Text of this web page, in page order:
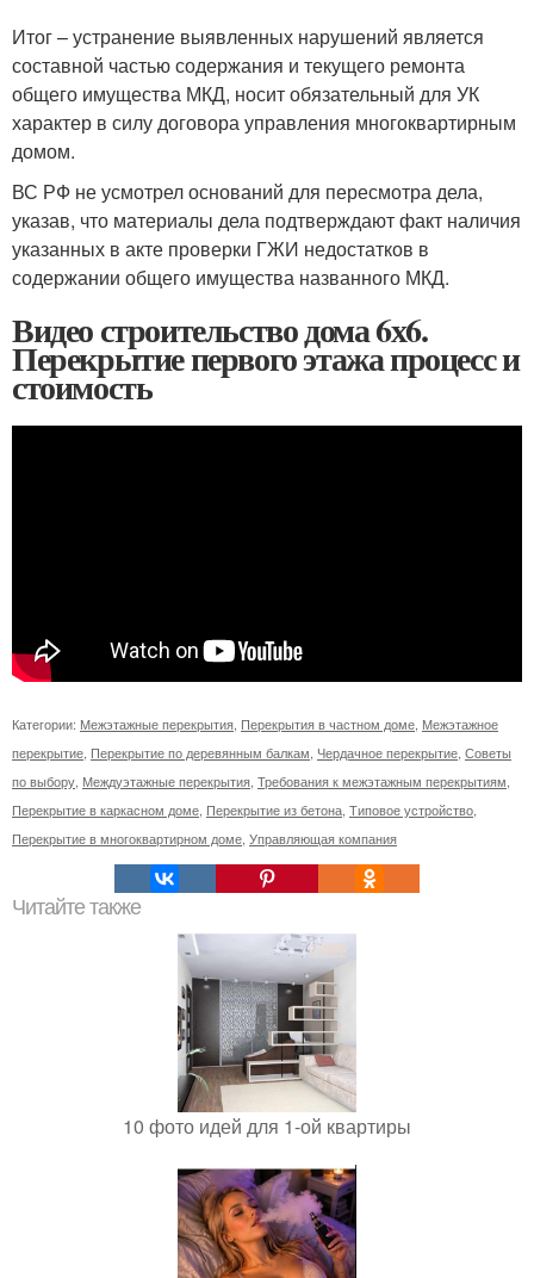
Итог – устранение выявленных нарушений является
составной частью содержания и текущего ремонта
общего имущества МКД, носит обязательный для УК
характер в силу договора управления многоквартирным
домом.
ВС РФ не усмотрел оснований для пересмотра дела,
указав, что материалы дела подтверждают факт наличия
указанных в акте проверки ГЖИ недостатков в
содержании общего имущества названного МКД.
Видео строительство дома 6х6.
Перекрытие первого этажа процесс и
стоимость
Категории: Межэтажные перекрытия Перекрытия в частном доме Межэтажное
перекрытие Перекрытие по деревянным балкам Чердачное перекрытие Советы
по выбору Междуэтажные перекрытия Требования к межэтажным перекрытиям
Перекрытие в каркасном доме Перекрытие из бетона Типовое устройство
Перекрытие в многоквартирном доме Управляющая компания
Читайте также
10 фото идей для 1-ой квартиры